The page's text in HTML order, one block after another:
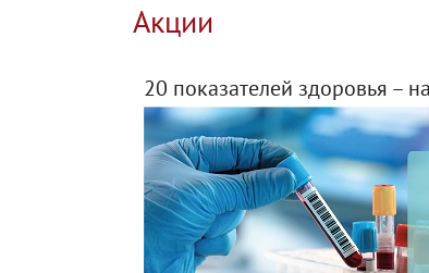
Акции
20 показателей здоровья –